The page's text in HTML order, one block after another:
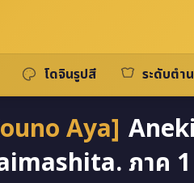
โดจินรูปสี ระดับตำ
Aya]
ภาค